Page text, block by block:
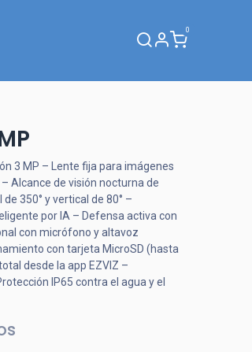
0
3 MP – Lente fija para imágenes
Alcance de visión nocturna de
350° y vertical de 80° –
por IA – Defensa activa con
con micrófono y altavoz
con tarjeta MicroSD (hasta
desde la app EZVIZ –
IP65 contra el agua y el